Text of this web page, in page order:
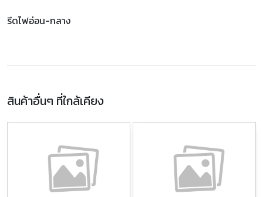
รีดไฟอ่อน-กลาง
สินค้าอื่นๆ ที่ใกล้เคียง